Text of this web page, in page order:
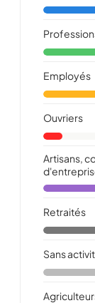
Employés
Ouvriers
Artisans,
Retraités
Sans